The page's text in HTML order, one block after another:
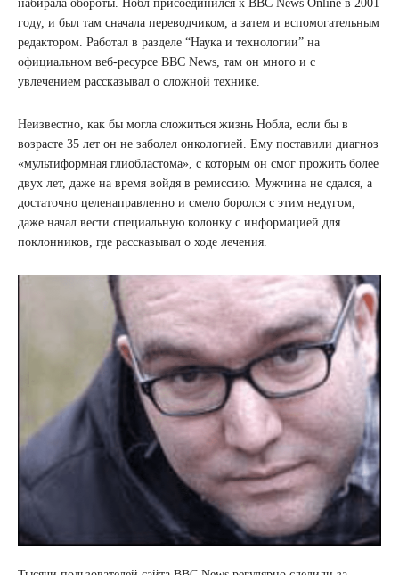
набирала обороты. Нобл присоединился к BBC News Online в 2001
году, и был там сначала переводчиком, а затем и вспомогательным
редактором. Работал в разделе “Наука и технологии” на
официальном веб-ресурсе BBC News, там он много и с
увлечением рассказывал о сложной технике.
Неизвестно, как бы могла сложиться жизнь Нобла, если бы в
возрасте 35 лет он не заболел онкологией. Ему поставили диагноз
«мультиформная глиобластома», с которым он смог прожить более
двух лет, даже на время войдя в ремиссию. Мужчина не сдался, а
достаточно целенаправленно и смело боролся с этим недугом,
даже начал вести специальную колонку с информацией для
поклонников, где рассказывал о ходе лечения.